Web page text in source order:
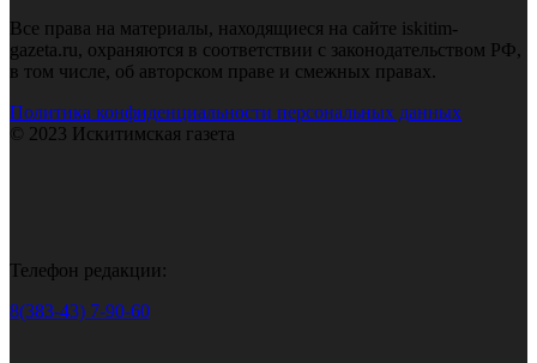
Все права на материалы, находящиеся на сайте iskitim-
gazeta.ru, охраняются в соответствии с законодательством РФ,
в том числе, об авторском праве и смежных правах.
Политика конфиденциальности персональных данных
© 2023 Искитимская газета
Телефон редакции:
8(383-43) 7-90-60